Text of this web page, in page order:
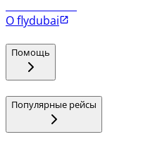
О flydubai
Помощь
Популярные рейсы